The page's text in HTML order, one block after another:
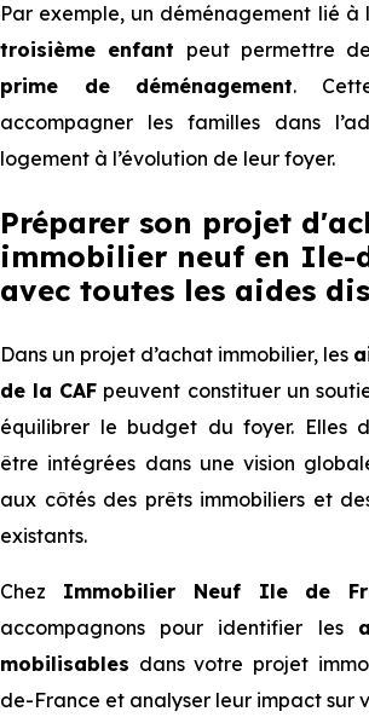
Par exemple, un déménagement lié à
troisième enfant peut permettre
prime de déménagement.
accompagner les familles dans
logement à l’évolution de leur foyer.
Préparer son projet
immobilier neuf en Ile-
avec toutes les aides
Dans un projet d’achat immobilier, les
de la CAF peuvent constituer un
équilibrer le budget du foyer. Elles
être intégrées dans une vision
aux côtés des prêts immobiliers et
existants.
Chez Immobilier Neuf Ile de
accompagnons pour identifier les
mobilisables dans votre projet
de-France et analyser leur impact sur